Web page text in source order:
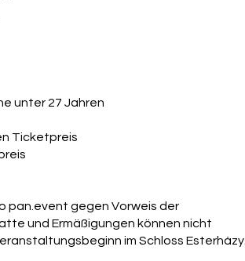
unter 27 Jahren
Ticketpreis
pan.event gegen Vorweis der
und Ermäßigungen können nicht
im Schloss Esterházy.